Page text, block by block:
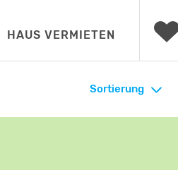
HAUS VERMIETEN
Sortierung